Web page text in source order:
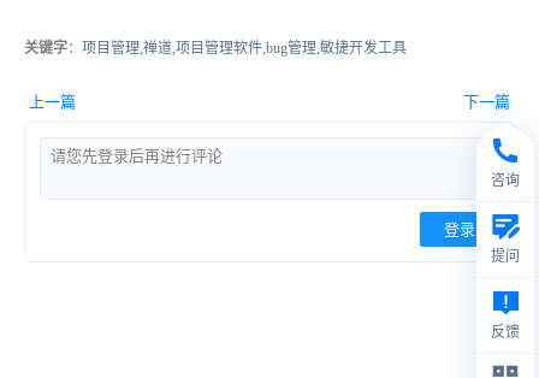
关键字：项目管理,禅道,项目管理软件,bug管理,敏捷开发工具
上一篇 下一篇
登录
咨询
提问
反馈